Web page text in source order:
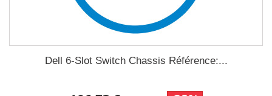
Dell 6-Slot Switch Chassis Référence:...